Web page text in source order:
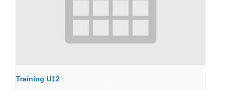
Training U12